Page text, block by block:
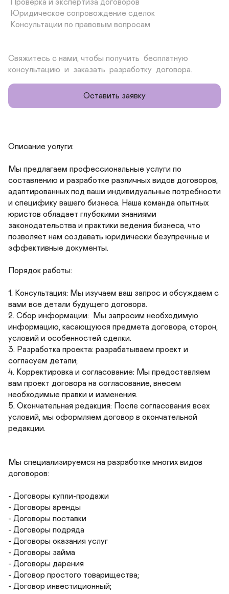
Свяжитесь с нами, чтобы получить  бесплатную
консультацию  и  заказать  разработку  договора.
Оставить заявку
Описание услуги:
Мы предлагаем профессиональные услуги по
составлению и разработке различных видов договоров,
адаптированных под ваши индивидуальные потребности
и специфику вашего бизнеса. Наша команда опытных
юристов обладает глубокими знаниями
законодательства и практики ведения бизнеса, что
позволяет нам создавать юридически безупречные и
эффективные документы.
Порядок работы:
1. Консультация: Мы изучаем ваш запрос и обсуждаем с
вами все детали будущего договора.
2. Сбор информации:  Мы запросим необходимую
информацию, касающуюся предмета договора, сторон,
условий и особенностей сделки.
3. Разработка проекта: разрабатываем проект и
согласуем детали;
4. Корректировка и согласование: Мы предоставляем
вам проект договора на согласование, внесем
необходимые правки и изменения.
5. Окончательная редакция: После согласования всех
условий, мы оформляем договор в окончательной
редакции.
Мы специализируемся на разработке многих видов
договоров:
- Договоры купли-продажи
- Договоры аренды
- Договоры поставки
- Договоры подряда
- Договоры оказания услуг
- Договоры займа
- Договоры дарения
- Договор простого товарищества;
- Договор инвестиционный;